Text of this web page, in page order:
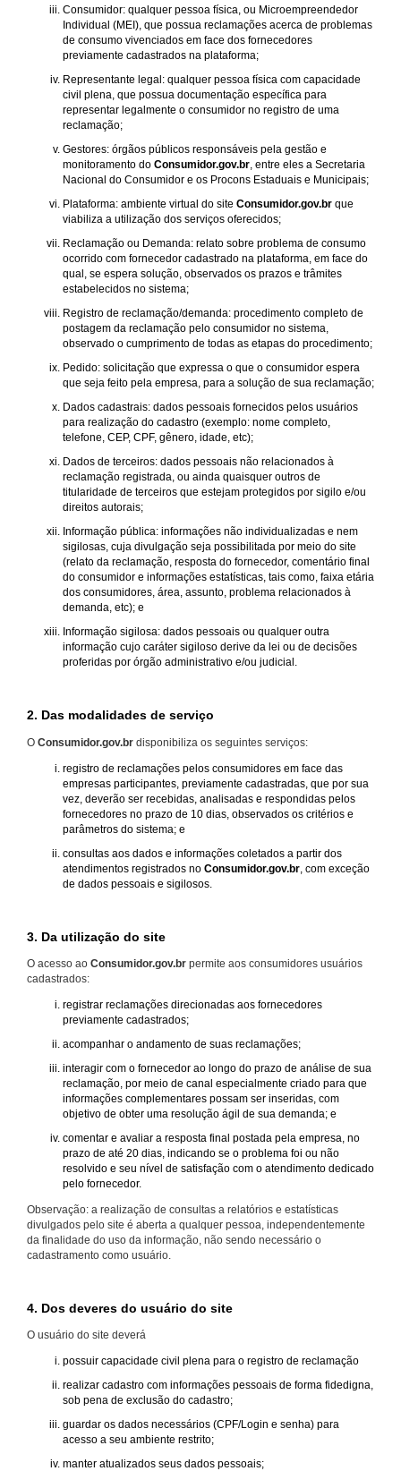
Consumidor: qualquer pessoa física, ou Microempreendedor
Individual (MEI), que possua reclamações acerca de problemas
de consumo vivenciados em face dos fornecedores
previamente cadastrados na plataforma;
Representante legal: qualquer pessoa física com capacidade
civil plena, que possua documentação específica para
representar legalmente o consumidor no registro de uma
reclamação;
Gestores: órgãos públicos responsáveis pela gestão e
monitoramento do Consumidor.gov.br, entre eles a Secretaria
Nacional do Consumidor e os Procons Estaduais e Municipais;
Plataforma: ambiente virtual do site Consumidor.gov.br que
viabiliza a utilização dos serviços oferecidos;
Reclamação ou Demanda: relato sobre problema de consumo
ocorrido com fornecedor cadastrado na plataforma, em face do
qual, se espera solução, observados os prazos e trâmites
estabelecidos no sistema;
Registro de reclamação/demanda: procedimento completo de
postagem da reclamação pelo consumidor no sistema,
observado o cumprimento de todas as etapas do procedimento;
Pedido: solicitação que expressa o que o consumidor espera
que seja feito pela empresa, para a solução de sua reclamação;
Dados cadastrais: dados pessoais fornecidos pelos usuários
para realização do cadastro (exemplo: nome completo,
telefone, CEP, CPF, gênero, idade, etc);
Dados de terceiros: dados pessoais não relacionados à
reclamação registrada, ou ainda quaisquer outros de
titularidade de terceiros que estejam protegidos por sigilo e/ou
direitos autorais;
Informação pública: informações não individualizadas e nem
sigilosas, cuja divulgação seja possibilitada por meio do site
(relato da reclamação, resposta do fornecedor, comentário final
do consumidor e informações estatísticas, tais como, faixa etária
dos consumidores, área, assunto, problema relacionados à
demanda, etc); e
Informação sigilosa: dados pessoais ou qualquer outra
informação cujo caráter sigiloso derive da lei ou de decisões
proferidas por órgão administrativo e/ou judicial.
2. Das modalidades de serviço
O Consumidor.gov.br disponibiliza os seguintes serviços:
registro de reclamações pelos consumidores em face das
empresas participantes, previamente cadastradas, que por sua
vez, deverão ser recebidas, analisadas e respondidas pelos
fornecedores no prazo de 10 dias, observados os critérios e
parâmetros do sistema; e
consultas aos dados e informações coletados a partir dos
atendimentos registrados no Consumidor.gov.br , com exceção
de dados pessoais e sigilosos.
3. Da utilização do site
O acesso ao Consumidor.gov.br permite aos consumidores usuários
cadastrados:
registrar reclamações direcionadas aos fornecedores
previamente cadastrados;
acompanhar o andamento de suas reclamações;
interagir com o fornecedor ao longo do prazo de análise de sua
reclamação, por meio de canal especialmente criado para que
informações complementares possam ser inseridas, com
objetivo de obter uma resolução ágil de sua demanda; e
comentar e avaliar a resposta final postada pela empresa, no
prazo de até 20 dias, indicando se o problema foi ou não
resolvido e seu nível de satisfação com o atendimento dedicado
pelo fornecedor.
Observação: a realização de consultas a relatórios e estatísticas
divulgados pelo site é aberta a qualquer pessoa, independentemente
da finalidade do uso da informação, não sendo necessário o
cadastramento como usuário.
4. Dos deveres do usuário do site
O usuário do site deverá
possuir capacidade civil plena para o registro de reclamação
realizar cadastro com informações pessoais de forma fidedigna,
sob pena de exclusão do cadastro;
guardar os dados necessários (CPF/Login e senha) para
acesso a seu ambiente restrito;
manter atualizados seus dados pessoais;